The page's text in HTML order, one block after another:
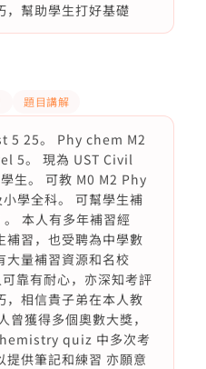
，幫助學生打好基礎
題目講解
5 25。 Phy chem M2
5。 現為 UST Civil
生。 可教 M0 M2 Phy
學全科。 可幫學生補
本人有多年補習經
補習，也受聘為中學數
大量補習資源和名校
靠有耐心，亦深知考評
，相信貴子弟在本人教
曾獲得多個奧數大獎，
quiz 中多次考
供筆記和練習 亦願意